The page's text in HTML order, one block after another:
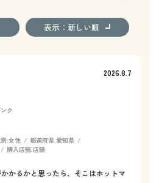
表示：新しい順
2026.8.7
ク
:女性 都道府県:愛知県
購入店舗:店舗
かるかと思ったら、そこはホットマ